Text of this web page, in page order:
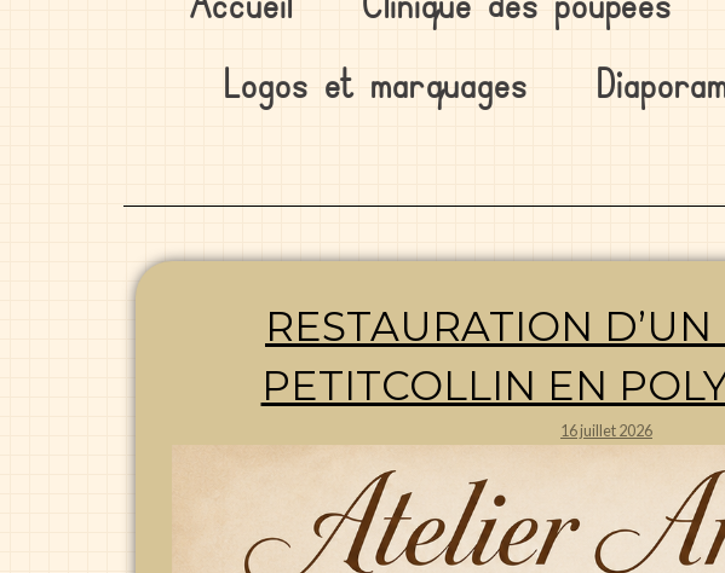
Logos et marquages
RESTAURATION
PETITCOLLIN EN
16 juillet 2026